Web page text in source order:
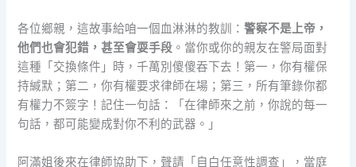
各位鄉親，這故事給咱一個血淋淋的教訓：警察不是上帝，
他們也會犯錯，甚至會耍手段 。當你或你的親友在警局面對
這種「交換條件」時，千萬別傻傻吞下去！第一，你有權保
持緘默；第二，你有權要求律師在場；第三，所有筆錄你都
有權力不簽字！記住一句話：「在律師來之前，你說的每一
句話，都可能變成對你不利的武器。」
阿滿姐後來在律師協助下，聲請「自白任意性調查」，當庭